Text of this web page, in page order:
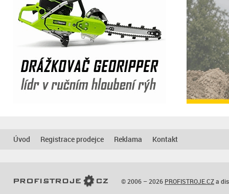
Úvod Registrace prodejce Reklama Kontakt
© 2006 – 2026 PROFISTROJE.CZa